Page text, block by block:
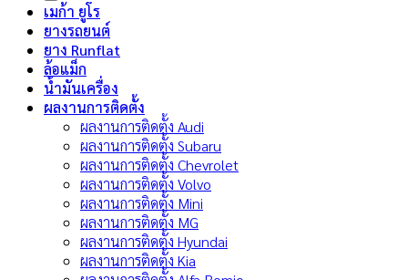
เมก้า ยูโร
ยางรถยนต์
ยาง Runflat
ล้อแม็ก
น้ำมันเครื่อง
ผลงานการติดตั้ง
ผลงานการติดตั้ง Audi
ผลงานการติดตั้ง Subaru
ผลงานการติดตั้ง Chevrolet
ผลงานการติดตั้ง Volvo
ผลงานการติดตั้ง Mini
ผลงานการติดตั้ง MG
ผลงานการติดตั้ง Hyundai
ผลงานการติดตั้ง Kia